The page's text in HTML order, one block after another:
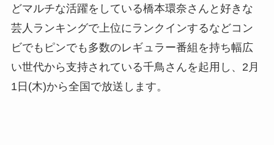
どマルチな活躍をしている橋本環奈さんと好きな
芸人ランキングで上位にランクインするなどコン
ビでもピンでも多数のレギュラー番組を持ち幅広
い世代から支持されている千鳥さんを起用し、2月
1日(木)から全国で放送します。